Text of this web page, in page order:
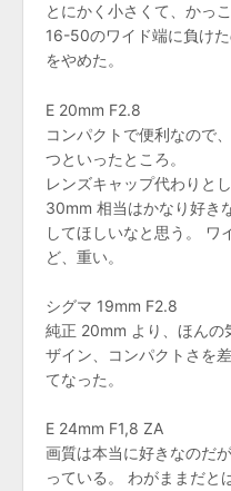
とにかく小さくて、かっ
16-50のワイド端に負け
をやめた。
E 20mm F2.8
コンパクトで便利なので
つといったところ。
レンズキャップ代わりと
30mm 相当はかなり好き
してほしいなと思う。 ワ
ど、重い。
シグマ 19mm F2.8
純正 20mm より、ほんの
ザイン、コンパクトさを
てなった。
E 24mm F1,8 ZA
画質は本当に好きなのだ
っている。 わがままだと